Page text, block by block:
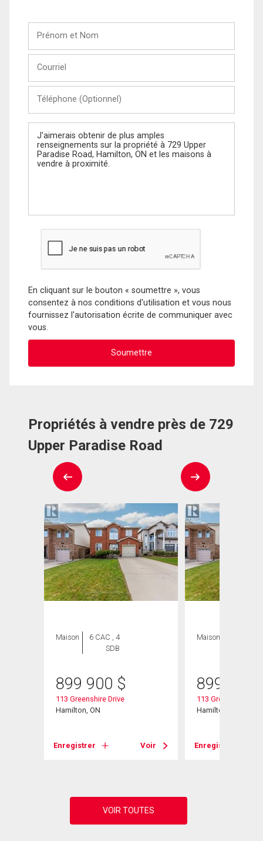
Nom
(Optionnel)
Message
En cliquant sur le bouton « soumettre », vous
consentez à nos conditions d'utilisation et vous nous
fournissez l'autorisation écrite de communiquer avec
vous.
Propriétés à vendre près de 729
Upper Paradise Road
Maison
6 CAC , 4
SDB
899 900 $
113 Greenshire Drive
Hamilton, ON
Enregistrer Voir
Maison
899 900
113 Greenshire
Hamilton, ON
Enregistrer